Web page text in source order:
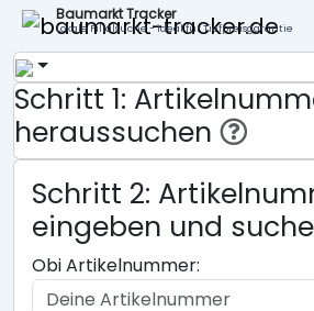
Baumarkt Tracker
Lokale Filialsuche - ideal für Tiefpreisgarantie
Schritt 1:
heraussuchen
Schritt 2:
eingeben und
Obi Artikelnummer: